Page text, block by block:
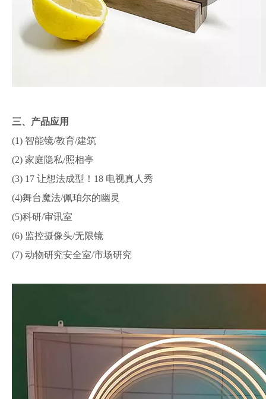
三、产品应用
(1) 智能镜/教育/建筑
(2) 家庭隐私/照相亭
(3) 17 让想法成型！18 电视真人秀
(4)舞台魔法/佩珀尔的幽灵
(5)科研/审讯室
(6) 监控摄像头/无限镜
(7) 动物研究安全室/市场研究